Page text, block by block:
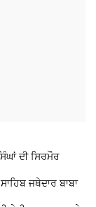
ਦੀ ਸਿਰਮੌਰ
ਜਥੇਦਾਰ ਬਾਬਾ